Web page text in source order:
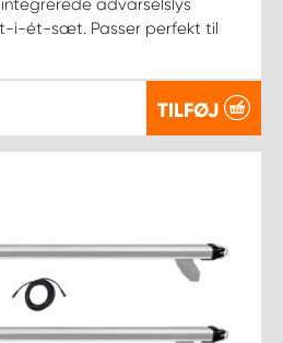
advarselslys
i-ét-sæt. Passer perfekt til
TILFØJ